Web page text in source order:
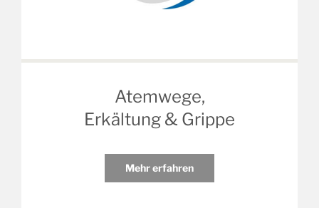
Atemwege,
Erkältung & Grippe
Mehr erfahren